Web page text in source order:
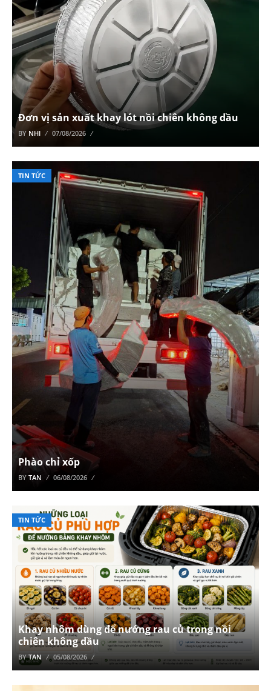
Đơn vị sản xuất khay lót nồi chiên không dầu
BY NHI 07/08/2026
TIN TỨC
Phào chỉ xốp
BY TAN 06/08/2026
TIN TỨC
Khay nhôm dùng để nướng rau củ trong nồi
chiên không dầu
BYTAN 05/08/2026